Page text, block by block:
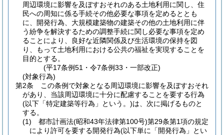
周辺環境に影響を及ぼすおそれのある土地利用に関し、住
民への周知に係る手続その他必要な事項を定めるととも
に、開発行為、大規模建築物の建築その他の土地利用に伴
う紛争を解決するための調整手続に関し必要な事項を定め
ることにより、良好な近隣関係及び生活環境の保持を図
り、もって土地利用における公共の福祉を実現することを
目的とする。
(平17条例51・令7条例33・一部改正)
(対象行為)
第2条
この条例で対象となる周辺環境に影響を及ぼすおそれ
があり、当該周辺環境に十分に配慮することを要する行為
(以下「特定建築等行為」という。)は、次に掲げるものと
する。
(1)
都市計画法(昭和43年法律第100号)第29条第1項の規定
により許可を要する開発行為(以下単に「開発行為」とい